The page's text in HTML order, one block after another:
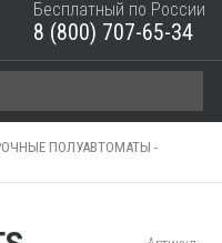
Бесплатный по России
8 (800) 707-65-34
ПОЛУАВТОМАТЫ -
ЗАКРЫТЬ КОРЗИНУ